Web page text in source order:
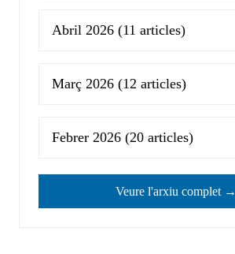
Abril 2026 (11 articles)
Març 2026 (12 articles)
Febrer 2026 (20 articles)
Veure l'arxiu complet →